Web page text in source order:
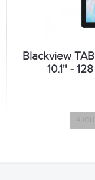
Blackview
10.1'' -